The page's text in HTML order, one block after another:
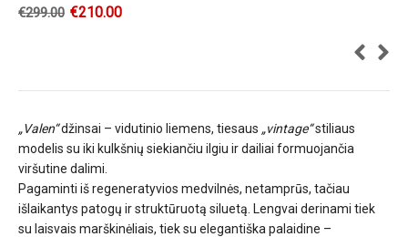
€299.00 €210.00
„Valen“džinsai – vidutinio liemens, tiesaus „vintage“stiliaus
modelis su iki kulkšnių siekiančiu ilgiu ir dailiai formuojančia
viršutine dalimi.
Pagaminti iš regeneratyvios medvilnės, netamprūs, tačiau
išlaikantys patogų ir struktūruotą siluetą. Lengvai derinami tiek
su laisvais marškinėliais, tiek su elegantiška palaidine –